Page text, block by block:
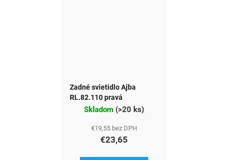
Zadné svietidlo Ajba
RL.82.110 pravá
Skladom (>20 ks)
€19,55 bez DPH
€23,65